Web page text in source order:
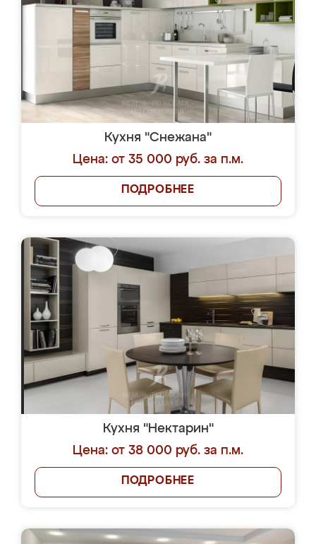
Кухня "Снежана"
Цена: от 35 000 руб. за п.м.
ПОДРОБНЕЕ
Кухня "Нектарин"
Цена: от 38 000 руб. за п.м.
ПОДРОБНЕЕ